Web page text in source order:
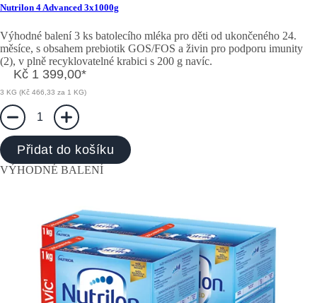
Nutrilon 4 Advanced 3x1000g
Výhodné balení 3 ks batolecího mléka pro děti od ukončeného 24.
měsíce, s obsahem prebiotik GOS/FOS a živin pro podporu imunity
(2), v plně recyklovatelné krabici s 200 g navíc.
Kč 1 399,00*
3 KG (Kč 466,33 za 1 KG)
1
Přidat do košíku
VÝHODNÉ BALENÍ